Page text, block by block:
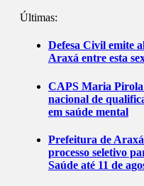
Últimas:
Defesa Civil emite
Araxá entre esta
CAPS Maria Pirola
nacional de
em saúde mental
Prefeitura de
processo seletivo
Saúde até 11 de